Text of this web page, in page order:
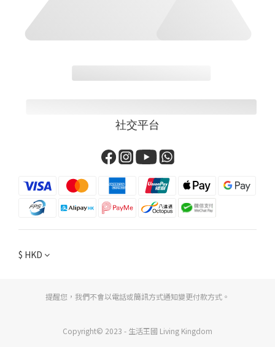
社交平台
$ HKD
提醒您，我們不會以電話或簡訊方式通知變更付款方式。
Copyright© 2023 - 生活王國 Living Kingdom